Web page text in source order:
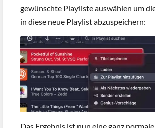
gewünschte Playliste auswählen um
in diese neue Playlist abzuspeichern: